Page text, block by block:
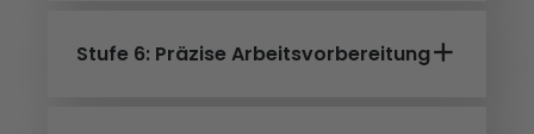
Stufe 6: Präzise Arbeitsvorbereitung